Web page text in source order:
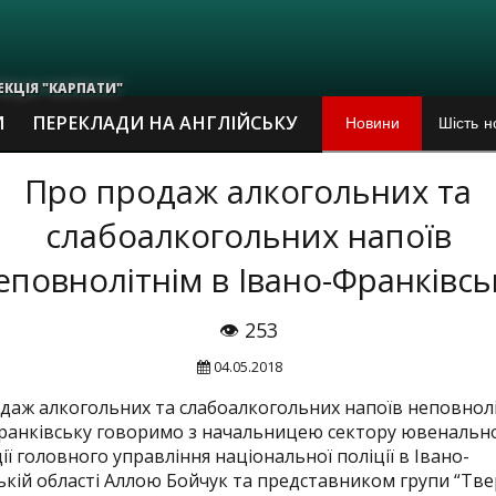
"КАРПАТИ"
ПЕРЕКЛАДИ НА АНГЛІЙСЬКУ Новини
Шість
У
Суд у
В
Збірна
Про продаж алкогольних та
слабоалкогольних напоїв
в Івано-
👁 253
04.05.2018
алкогольних та слабоалкогольних напоїв
говоримо з начальницею сектору
головного управління національної поліції в Івано-
області Аллою Бойчук та представником групи